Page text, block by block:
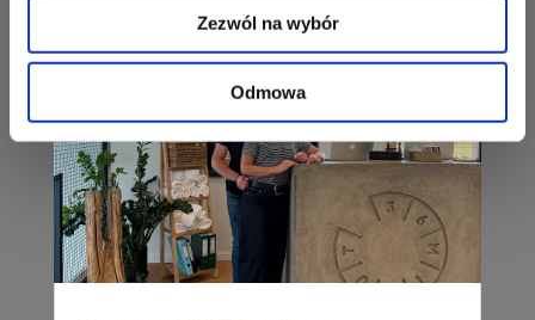
Zezwól na wybór
Odmowa
Zapisz mnie
36 MINUT Pleszew
63-300 Pleszew
Zapisz mnie
36 MINUT Podlesie
ul. Armii Krajowej 391
40-748 Katowice